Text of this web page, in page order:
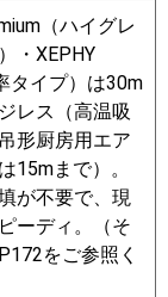
（ハイグレ
・XEPHY
タイプ）は30m
レス（高温吸
形厨房用エア
15mまで）。
が不要で、現
ーディ。（そ
をご参照く